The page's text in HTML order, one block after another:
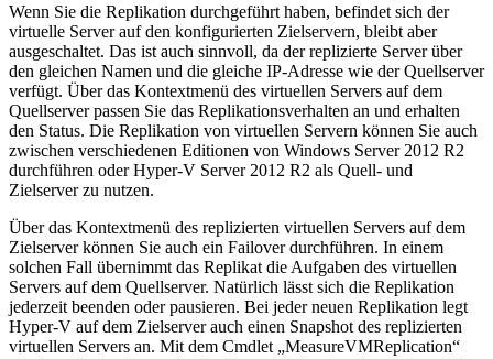
Wenn Sie die Replikation durchgeführt haben, befindet sich der
virtuelle Server auf den konfigurierten Zielservern, bleibt aber
ausgeschaltet. Das ist auch sinnvoll, da der replizierte Server über
den gleichen Namen und die gleiche IP-Adresse wie der Quellserver
verfügt. Über das Kontextmenü des virtuellen Servers auf dem
Quellserver passen Sie das Replikationsverhalten an und erhalten
den Status. Die Replikation von virtuellen Servern können Sie auch
zwischen verschiedenen Editionen von Windows Server 2012 R2
durchführen oder Hyper-V Server 2012 R2 als Quell- und
Zielserver zu nutzen.
Über das Kontextmenü des replizierten virtuellen Servers auf dem
Zielserver können Sie auch ein Failover durchführen. In einem
solchen Fall übernimmt das Replikat die Aufgaben des virtuellen
Servers auf dem Quellserver. Natürlich lässt sich die Replikation
jederzeit beenden oder pausieren. Bei jeder neuen Replikation legt
Hyper-V auf dem Zielserver auch einen Snapshot des replizierten
virtuellen Servers an. Mit dem Cmdlet „MeasureVMReplication“